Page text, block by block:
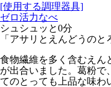
[使用する調理器具]
ゼロ活力なべ
シュシュッと0分
「アサリとえんどうのと
食物繊維を多く含むえん
が出合いました。葛粉で
てのとっても上品な味わ